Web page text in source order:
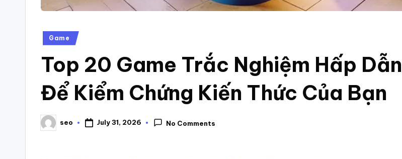
Posted
Game
Top 20 Game Trắc Nghiệm Hấp Dẫn
Để Kiểm Chứng Kiến Thức Của Bạn
Posted
by
seo July 31, 2026 No Comments